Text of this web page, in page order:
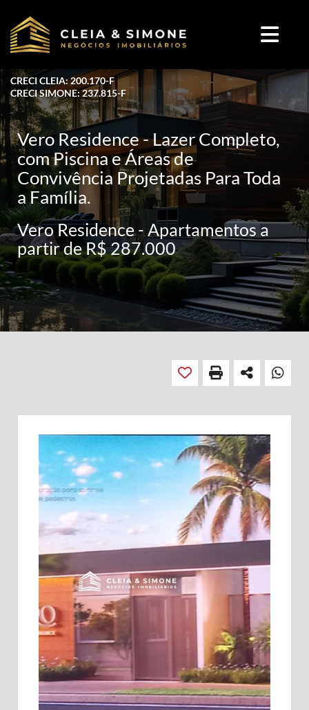
CRECI CLEIA: 200.170-F
CRECI SIMONE: 237.815-F
Vero Residence - Lazer Completo,
com Piscina e Áreas de
Convivência Projetadas Para Toda
a Família.
Vero Residence - Apartamentos a
partir de R$ 287.000